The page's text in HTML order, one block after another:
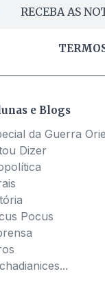
RECEBA AS
e Blogs
da Guerra
Dizer
Pocus